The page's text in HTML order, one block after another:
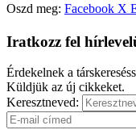
Oszd meg: Facebook X
Iratkozz fel
Érdekelnek a
Küldjük az új cikkeket.
Keresztneved: